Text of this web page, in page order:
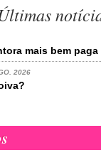
mais bem
2026